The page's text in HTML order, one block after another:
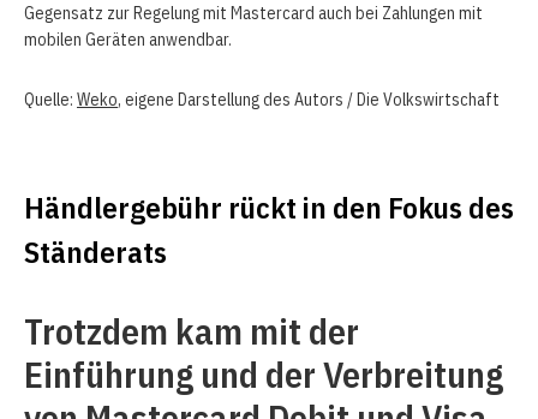
Gegensatz zur Regelung mit Mastercard auch bei Zahlungen mit
mobilen Geräten anwendbar.
Quelle: Weko, eigene Darstellung des Autors / Die Volkswirtschaft
Händlergebühr rückt in den Fokus des
Ständerats
Trotzdem kam mit der
Einführung und der Verbreitung